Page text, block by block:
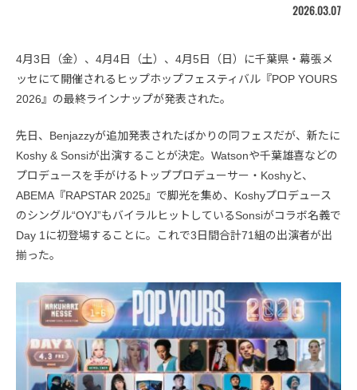
2026.03.07
4月3日（金）、4月4日（土）、4月5日（日）に千葉県・幕張メ
ッセにて開催されるヒップホップフェスティバル『POP YOURS
2026』の最終ラインナップが発表された。
先日、Benjazzyが追加発表されたばかりの同フェスだが、新たに
Koshy & Sonsiが出演することが決定。Watsonや千葉雄喜などの
プロデュースを手がけるトッププロデューサー・Koshyと、
ABEMA『RAPSTAR 2025』で脚光を集め、Koshyプロデュース
のシングル“OYJ”もバイラルヒットしているSonsiがコラボ名義で
Day 1に初登場することに。これで3日間合計71組の出演者が出
揃った。